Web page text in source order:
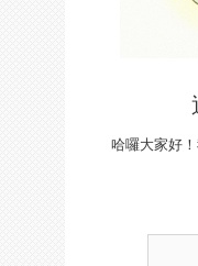
哈囉大家好